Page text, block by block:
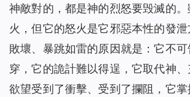
神敵對的，都是神的烈怒要毁滅的
火，但它的怒火是它邪惡本性的發
敗壞、暴跳如雷的原因就是：它不
穿，它的詭計難以得逞，它取代神
欲望受到了衝擊、受到了攔阻，它